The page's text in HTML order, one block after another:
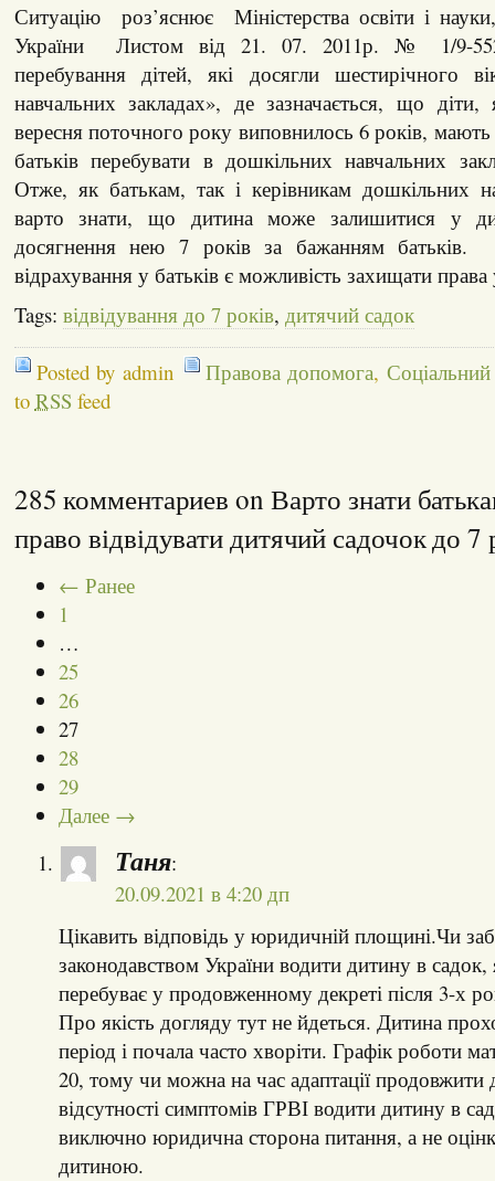
Ситуацію роз’яснює Міністерства освіти і
України Листом від 21. 07. 2011р. № 1/9-
перебування дітей, які досягли шестирічного
навчальних закладах», де зазначається, що
вересня поточного року виповнилось 6 років,
батьків перебувати в дошкільних навчальних
Отже, як батькам, так і керівникам дошкільних
варто знати, що дитина може залишитися у
досягнення нею 7 років за бажанням
відрахування у батьків є можливість захищати права
Tags: відвідування до 7 років, дитячий садок
Posted by admin Правова допомога, Соціальний
to RSSfeed
285 комментариев on Варто знати
право відвідувати дитячий садочок до
← Ранее
1
…
25
26
27
28
29
Далее →
Таня:
20.09.2021 в 4:20 дп
Цікавить відповідь у юридичній площині.Чи
законодавством України водити дитину в
перебуває у продовженному декреті після 3-х
Про якість догляду тут не йдеться. Дитина
період і почала часто хворіти. Графік роботи
20, тому чи можна на час адаптації продовжити
відсутності симптомів ГРВІ водити дитину в
виключно юридична сторона питання, а не
дитиною.